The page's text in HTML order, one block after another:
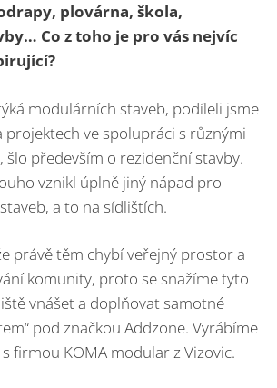
plovárna, škola,
Co z toho je pro vás nejvíc
?
modulárních staveb, podíleli jsme
projektech ve spolupráci s různými
šlo především o rezidenční stavby.
vznikl úplně jiný nápad pro
a to na sídlištích.
právě těm chybí veřejný prostor a
komunity, proto se snažíme tyto
vnášet a doplňovat samotné
pod značkou Addzone. Vyrábíme
firmou KOMA modular z Vizovic.